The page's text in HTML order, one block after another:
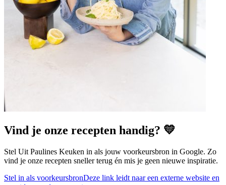
Vind je onze recepten handig? 💛
Stel Uit Paulines Keuken in als jouw voorkeursbron in Google. Zo
vind je onze recepten sneller terug én mis je geen nieuwe inspiratie.
Stel in als voorkeursbronDeze link leidt naar een externe website en